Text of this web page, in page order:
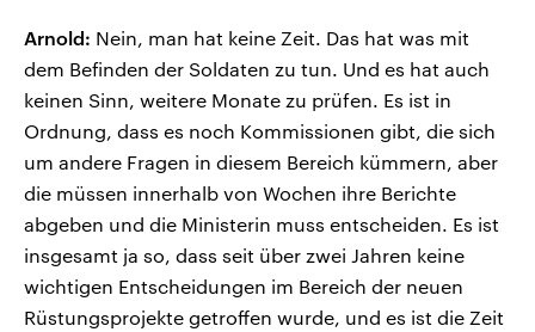
Arnold: Nein, man hat keine Zeit. Das hat was mit
dem Befinden der Soldaten zu tun. Und es hat auch
keinen Sinn, weitere Monate zu prüfen. Es ist in
Ordnung, dass es noch Kommissionen gibt, die sich
um andere Fragen in diesem Bereich kümmern, aber
die müssen innerhalb von Wochen ihre Berichte
abgeben und die Ministerin muss entscheiden. Es ist
insgesamt ja so, dass seit über zwei Jahren keine
wichtigen Entscheidungen im Bereich der neuen
Rüstungsprojekte getroffen wurde, und es ist die Zeit